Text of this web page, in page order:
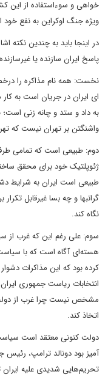
خواهی و سوءاستفاده از این
ویژه جنگ اوکراین به نفع خود
در اینجا باید به چندین نکته
پاسخ ایران سازنده یا
نخست: همه نام مذاکره را
ای ایران در جریان است به
به داد و ستد و چانه زنی
واشنگتن بر تهران نیست که
دوم: طبیعی است که تمامی
ژئوپلتیک خود برای محقق
طبیعی است ایران به شرایط
گرانبها و چه بسا غیرقابل
نگاه کند.
سوم: علی رغم این که غرب از
هسته‌ای آگاه است که با
کرده بود که این مذاکرات
انتخابات ریاست جمهوری
مشخص نیست چرا غرب از
اتخاذ کند.
دولت کنونی معتقد است
آمیز بود دونالد ترامپ،
تحریم‌هایی شدیدی علیه